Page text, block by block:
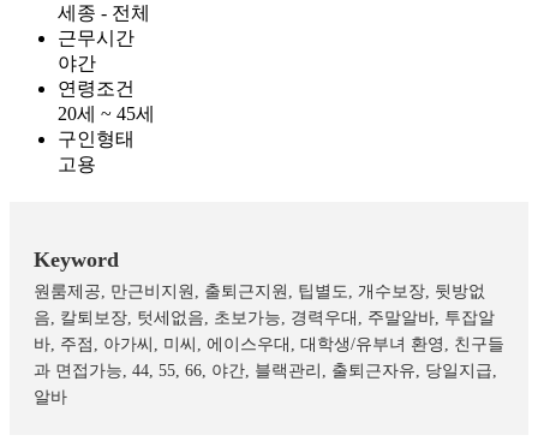
세종 - 전체
근무시간
야간
연령조건
20세 ~ 45세
구인형태
고용
Keyword
원룸제공, 만근비지원, 출퇴근지원, 팁별도, 개수보장, 뒷방없
음, 칼퇴보장, 텃세없음, 초보가능, 경력우대, 주말알바, 투잡알
바, 주점, 아가씨, 미씨, 에이스우대, 대학생/유부녀 환영, 친구들
과 면접가능, 44, 55, 66, 야간, 블랙관리, 출퇴근자유, 당일지급,
알바